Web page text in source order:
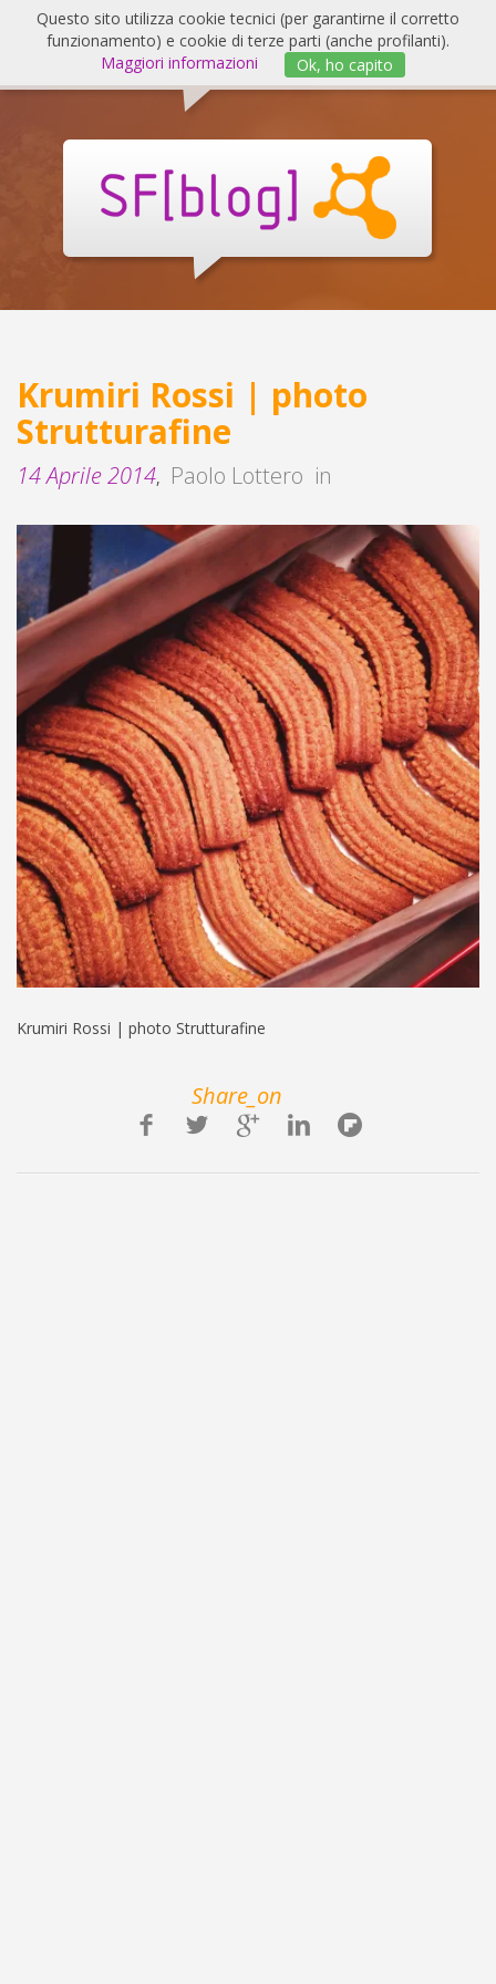
Salta
contenuto
Blog
Krumiri Rossi | photo
Strutturafine
14 Aprile 2014, Paolo Lottero in
Krumiri Rossi | photo Strutturafine
Share_on
Questo sito utilizza cookie tecnici (per garantirne il corretto
funzionamento) e cookie di terze parti (anche profilanti).
Maggiori informazioni
Ok, ho capito